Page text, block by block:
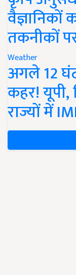
वैज्ञानिकों
तकनीकों
Weather
अगले 12
कहर! यूपी,
राज्यों में